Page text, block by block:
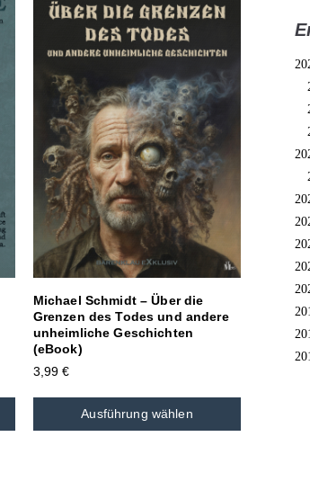
Michael Schmidt – Über die
Grenzen des Todes und andere
unheimliche Geschichten
(eBook)
3,99€
Ausführung wählen